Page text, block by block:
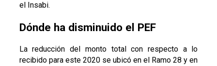
el Insabi.
Dónde ha disminuido el PEF
La reducción del monto total con respecto a lo
recibido para este 2020 se ubicó en el Ramo 28 y en